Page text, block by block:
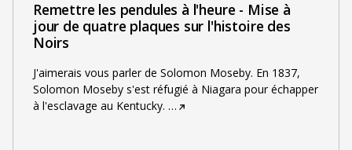
Remettre les pendules à l'heure - Mise à
jour de quatre plaques sur l'histoire des
Noirs
J'aimerais vous parler de Solomon Moseby. En 1837,
Solomon Moseby s'est réfugié à Niagara pour échapper
à l'esclavage au Kentucky. …